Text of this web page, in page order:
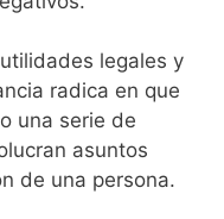
legales y
radica en que
una serie de
asuntos
de una persona.